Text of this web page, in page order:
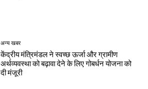
अन्य खबर
केंद्रीय मंत्रिमंडल ने स्वच्छ ऊर्जा और ग्रामीण
अर्थव्यवस्था को बढ़ावा देने के लिए गोबर्धन योजना को
दी मंजूरी